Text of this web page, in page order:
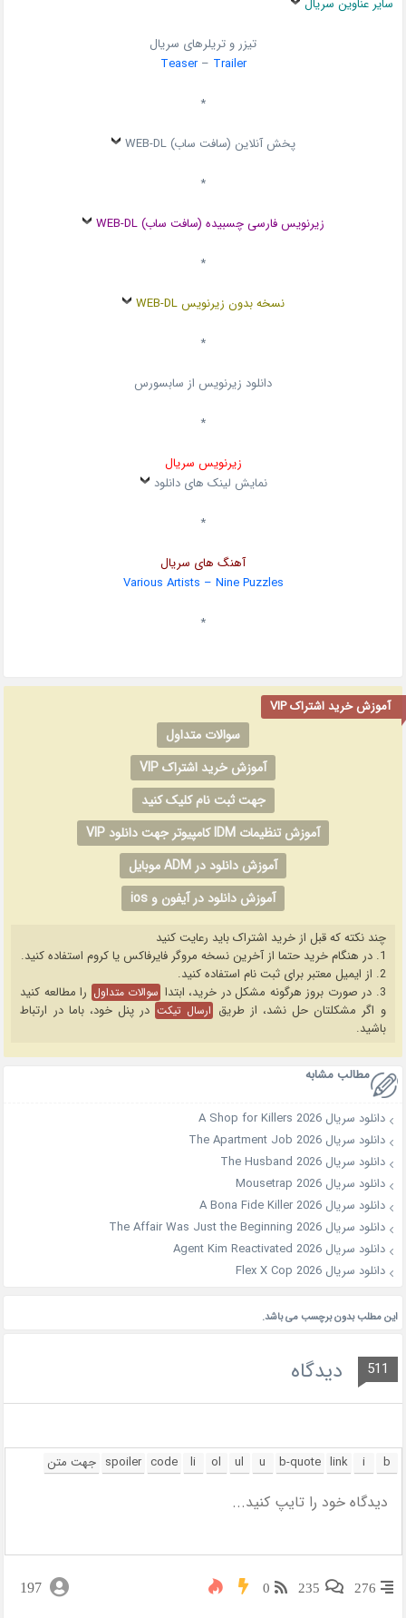
سایر عناوین سریال
تیزر و تریلرهای سریال
Teaser– Trailer
*
پخش آنلاین (سافت ساب) WEB-DL
*
زیرنویس فارسی چسبیده (سافت ساب) WEB-DL
*
نسخه بدون زیرنویس WEB-DL
*
دانلود زیرنویس از سابسورس
*
زیرنویس سریال
نمایش لینک های دانلود
*
آهنگ های سریال
Various Artists – Nine Puzzles
*
آموزش خرید اشتراک VIP
سوالات متداول
آموزش خرید اشتراک VIP
جهت ثبت نام کلیک کنید
آموزش تنظیمات IDM کامپیوتر جهت دانلود VIP
آموزش دانلود در ADM موبایل
آموزش دانلود در آیفون و ios
چند نکته که قبل از خرید اشتراک باید رعایت کنید
1. در هنگام خرید حتما از آخرین نسخه مروگر فایرفاکس یا کروم استفاده کنید.
2. از ایمیل معتبر برای ثبت نام استفاده کنید.
3. در صورت بروز هرگونه مشکل در خرید، ابتدا
سوالات متداول را مطالعه کنید
و اگر مشکلتان حل نشد، از طریق ارسال تیکت در پنل خود، باما در ارتباط
باشید.
مطالب مشابه
دانلود سریال A Shop for Killers 2026
دانلود سریال The Apartment Job 2026
دانلود سریال The Husband 2026
دانلود سریال Mousetrap 2026
دانلود سریال A Bona Fide Killer 2026
دانلود سریال The Affair Was Just the Beginning 2026
دانلود سریال Agent Kim Reactivated 2026
دانلود سریال Flex X Cop 2026
این مطلب بدون برچسب می باشد.
511 دیدگاه
276
235
0
197